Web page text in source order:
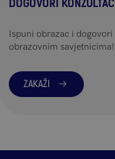
DOGOVORI
Ispuni obrazac i
obrazovnim savjetnicima!
ZAKAŽI